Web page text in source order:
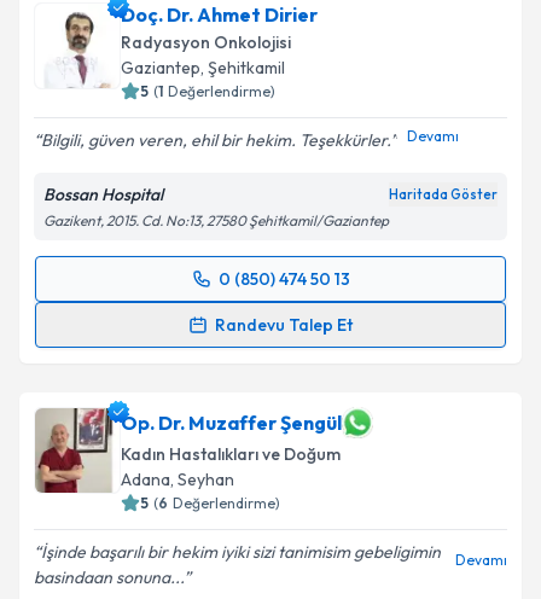
Doç. Dr. Gülşah Selvi Demirtaş
talebi oluşturun. Size bu uzmandan randevu almanız
için bir takvim hazırlandığında e-posta ile
bilgilendireceğiz.
E-posta Adresiniz
Kişisel verilerimin işlenmesine ilişkinAydınlatma
'ni okudum ve kişisel verilerimin belirtilen
kapsamda işlenmesini kabul ediyorum.
Doç. Dr. Ahmet Dirier
Radyasyon Onkolojisi
Gaziantep, Şehitkamil
5 (1 Değerlendirme)
Bilgili, güven veren, ehil bir hekim. Teşekkürler. Devamı
Bossan Hospital Haritada Göster
Gazikent, 2015. Cd. No:13, 27580 Şehitkamil/Gaziantep
0 (850) 474 50 13
Randevu Talep Et
Randevu Takvimi Talebi
takvim hazırlandığında e-posta ile bilgilendireceğiz.
E-posta Adresiniz
Kişisel verilerimin işlenmesine ilişkin
Op. Dr. Muzaffer Şengül
Kadın Hastalıkları ve Doğum
Adana, Seyhan
5 (6 Değerlendirme)
İşinde başarılı bir hekim iyiki sizi tanimisim gebeligimin
basindaan sonuna...
Devamı